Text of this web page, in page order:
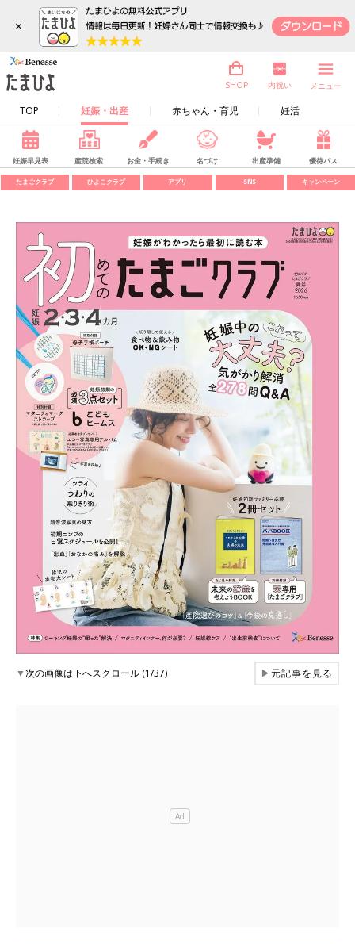
×
TOP 妊娠・出産 赤ちゃん・育児 妊活
SHOP 内祝い メニュー
妊娠早見表 産院検索 お金・手続き 名づけ 出産準備 優待パス
たまごクラブ ひよこクラブ アプリ SNS キャンペーン
▼次の画像は下へスクロール (1/37) ▶元記事を見る